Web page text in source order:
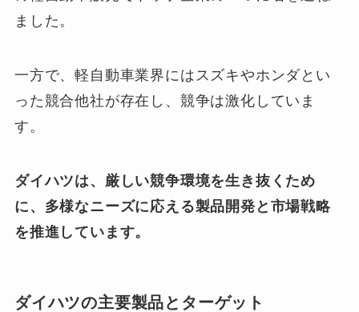
ました。
一方で、軽自動車業界にはスズキやホンダとい
った競合他社が存在し、競争は激化していま
す。
ダイハツは、厳しい競争環境を生き抜くため
に、多様なニーズに応える製品開発と市場戦略
を推進しています。
ダイハツの主要製品とターゲット